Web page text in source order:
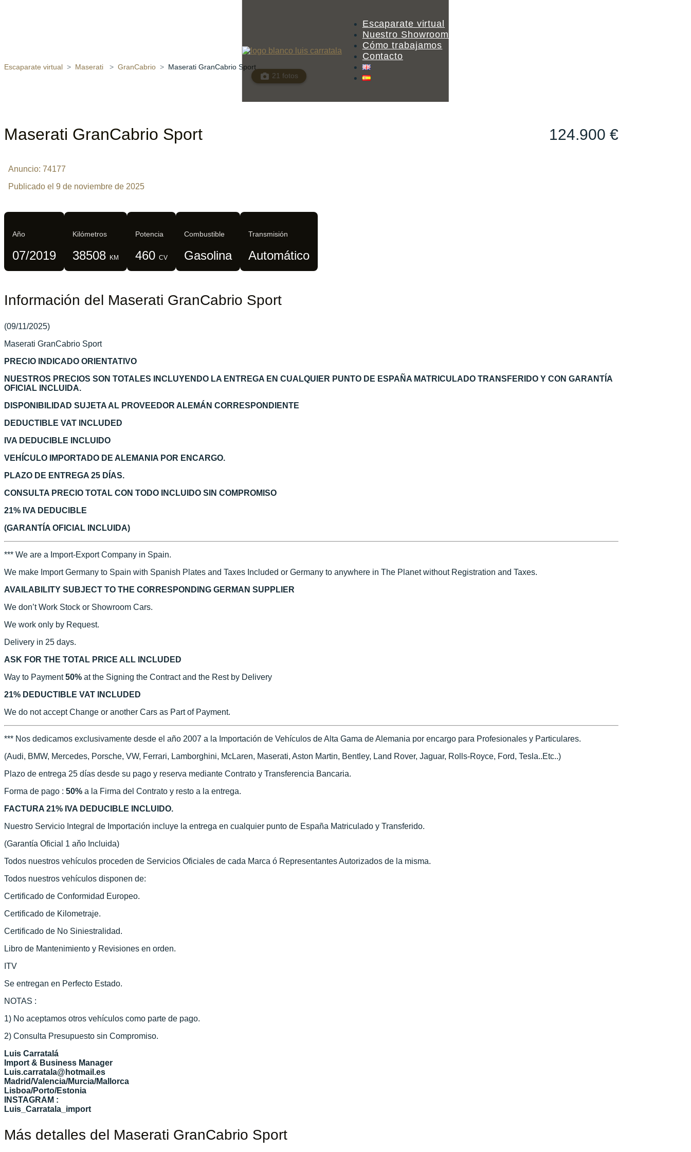
Escaparate virtual
Nuestro Showroom
Cómo trabajamos
Contacto
Escaparate virtual Maserati GranCabrio
Maserati GranCabrio Sport
21 fotos
Maserati GranCabrio Sport 124.900 €
Anuncio: 74177
Publicado el 9 de noviembre de 2025
Año
07/2019
Kilómetros
38508 KM
Potencia
460 CV
Combustible
Gasolina
Transmisión
Automático
Información del Maserati GranCabrio Sport
(09/11/2025)
Maserati GranCabrio Sport
PRECIO INDICADO ORIENTATIVO
NUESTROS PRECIOS SON TOTALES INCLUYENDO LA ENTREGA EN CUALQUIER PUNTO DE ESPAÑA MATRICULADO TRANSFERIDO Y CON GARANTÍA
OFICIAL INCLUIDA.
DISPONIBILIDAD SUJETA AL PROVEEDOR ALEMÁN CORRESPONDIENTE
DEDUCTIBLE VAT INCLUDED
IVA DEDUCIBLE INCLUIDO
VEHÍCULO IMPORTADO DE ALEMANIA POR ENCARGO.
PLAZO DE ENTREGA 25 DÍAS.
CONSULTA PRECIO TOTAL CON TODO INCLUIDO SIN COMPROMISO
21% IVA DEDUCIBLE
(GARANTÍA OFICIAL INCLUIDA)
*** We are a Import-Export Company in Spain.
We make Import Germany to Spain with Spanish Plates and Taxes Included or Germany to anywhere in The Planet without Registration and Taxes.
AVAILABILITY SUBJECT TO THE CORRESPONDING GERMAN SUPPLIER
We don’t Work Stock or Showroom Cars.
We work only by Request.
Delivery in 25 days.
ASK FOR THE TOTAL PRICE ALL INCLUDED
Way to Payment50% at the Signing the Contract and the Rest by Delivery
21% DEDUCTIBLE VAT INCLUDED
We do not accept Change or another Cars as Part of Payment.
*** Nos dedicamos exclusivamente desde el año 2007 a la Importación de Vehículos de Alta Gama de Alemania por encargo para Profesionales y Particulares.
(Audi, BMW, Mercedes, Porsche, VW, Ferrari, Lamborghini, McLaren, Maserati, Aston Martin, Bentley, Land Rover, Jaguar, Rolls-Royce, Ford, Tesla..Etc..)
Plazo de entrega 25 días desde su pago y reserva mediante Contrato y Transferencia Bancaria.
Forma de pago : 50% a la Firma del Contrato y resto a la entrega.
FACTURA 21% IVA DEDUCIBLE INCLUIDO.
Nuestro Servicio Integral de Importación incluye la entrega en cualquier punto de España Matriculado y Transferido.
(Garantía Oficial 1 aňo Incluida)
Todos nuestros vehículos proceden de Servicios Oficiales de cada Marca ó Representantes Autorizados de la misma.
Todos nuestros vehículos disponen de:
Certificado de Conformidad Europeo.
Certificado de Kilometraje.
Certificado de No Siniestralidad.
Libro de Mantenimiento y Revisiones en orden.
ITV
Se entregan en Perfecto Estado.
NOTAS :
1) No aceptamos otros vehículos como parte de pago.
2) Consulta Presupuesto sin Compromiso.
Luis Carratalá
Import & Business Manager
Luis.carratala@hotmail.es
Madrid/Valencia/Murcia/Mallorca
Lisboa/Porto/Estonia
INSTAGRAM :
Luis_Carratala_import
Más detalles del Maserati GranCabrio Sport